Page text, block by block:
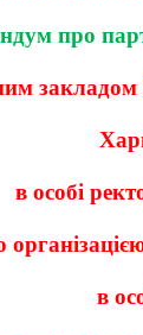
про
закладом
в особі
в